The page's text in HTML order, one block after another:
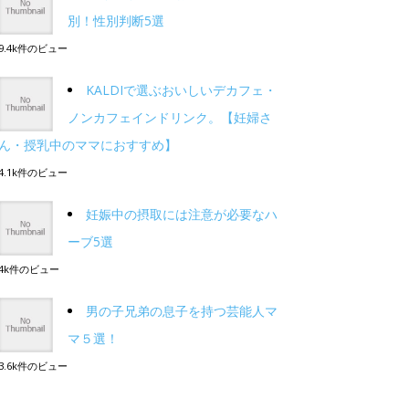
別！性別判断5選
件のビュー
KALDIで選ぶおいしいデカフェ・
ノンカフェインドリンク。【妊婦さ
・授乳中のママにおすすめ】
件のビュー
妊娠中の摂取には注意が必要なハ
ーブ5選
件のビュー
男の子兄弟の息子を持つ芸能人マ
マ５選！
件のビュー